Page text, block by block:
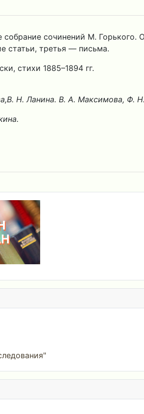
сочинений М.
статьи, третья — письма.
стихи 1885–1894 гг.
Н. Ланина. В. А. Максимова,